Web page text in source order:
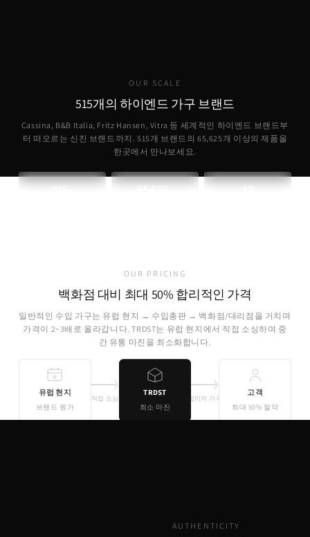
OUR SCALE
515개의 하이엔드 가구 브랜드
Cassina, B&B Italia, Fritz Hansen, Vitra 등 세계적인 하이엔드 브랜드부
터 떠오르는 신진 브랜드까지. 515개 브랜드의65,625개 이상의 제품을
한곳에서 만나보세요.
515 65,625 12
OUR PRICING
백화점 대비 최대 50% 합리적인 가격
일반적인 수입 가구는 유럽 현지 → 수입총판 → 백화점/대리점을 거치며
가격이 2~3배로 올라갑니다. TRDST는 유럽 현지에서 직접 소싱하여 중
간 유통 마진을 최소화합니다.
유럽 현지
브랜드 원가
직접 소싱
TRDST
최소 마진
합리적 가격
고객
최대 50% 절약
AUTHENTICITY